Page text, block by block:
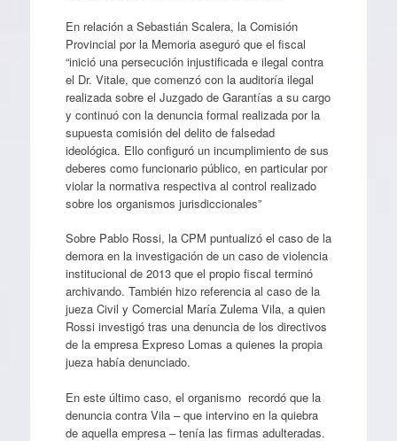
En relación a Sebastián Scalera, la Comisión
Provincial por la Memoria aseguró que el fiscal
“inició una persecución injustificada e ilegal contra
el Dr. Vitale, que comenzó con la auditoría ilegal
realizada sobre el Juzgado de Garantías a su cargo
y continuó con la denuncia formal realizada por la
supuesta comisión del delito de falsedad
ideológica. Ello configuró un incumplimiento de sus
deberes como funcionario público, en particular por
violar la normativa respectiva al control realizado
sobre los organismos jurisdiccionales”
Sobre Pablo Rossi, la CPM puntualizó el caso de la
demora en la investigación de un caso de violencia
institucional de 2013 que el propio fiscal terminó
archivando. También hizo referencia al caso de la
jueza Civil y Comercial María Zulema Vila, a quien
Rossi investigó tras una denuncia de los directivos
de la empresa Expreso Lomas a quienes la propia
jueza había denunciado.
En este último caso, el organismo recordó que la
denuncia contra Vila – que intervino en la quiebra
de aquella empresa – tenía las firmas adulteradas.